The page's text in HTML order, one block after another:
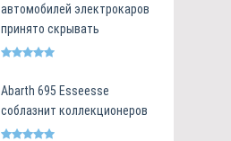
автомобилей электрокаров
принято скрывать
Abarth 695 Esseesse
соблазнит коллекционеров